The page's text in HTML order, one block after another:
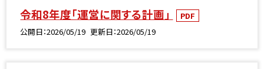
令和8年度「運営に関する計画」
PDF
公開日 2026/05/19 更新日 2026/05/19